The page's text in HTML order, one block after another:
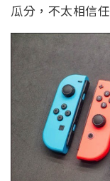
瓜分，不太相信